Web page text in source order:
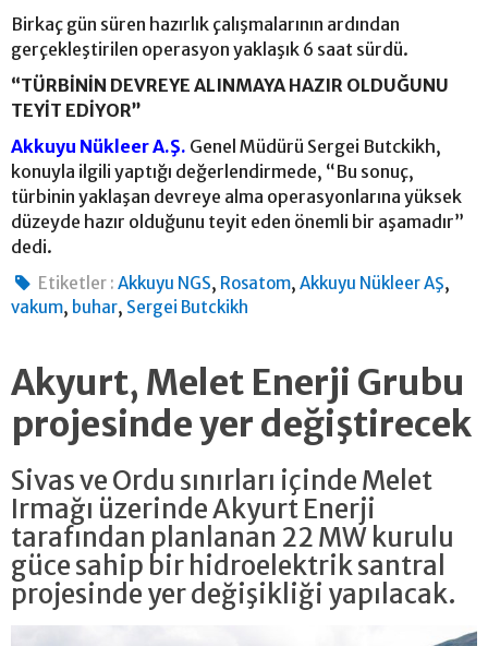
Birkaç gün süren hazırlık çalışmalarının ardından
gerçekleştirilen operasyon yaklaşık 6 saat sürdü.
“TÜRBİNİN DEVREYE ALINMAYA HAZIR OLDUĞUNU
TEYİT EDİYOR”
Akkuyu Nükleer A.Ş. Genel Müdürü Sergei Butckikh,
konuyla ilgili yaptığı değerlendirmede, “Bu sonuç,
türbinin yaklaşan devreye alma operasyonlarına yüksek
düzeyde hazır olduğunu teyit eden önemli bir aşamadır”
dedi.
Etiketler : Akkuyu NGS, Rosatom,Akkuyu Nükleer AŞ,
vakum, buhar, Sergei Butckikh
Akyurt, Melet Enerji Grubu
projesinde yer değiştirecek
Sivas ve Ordu sınırları içinde Melet
Irmağı üzerinde Akyurt Enerji
tarafından planlanan 22 MW kurulu
güce sahip bir hidroelektrik santral
projesinde yer değişikliği yapılacak.